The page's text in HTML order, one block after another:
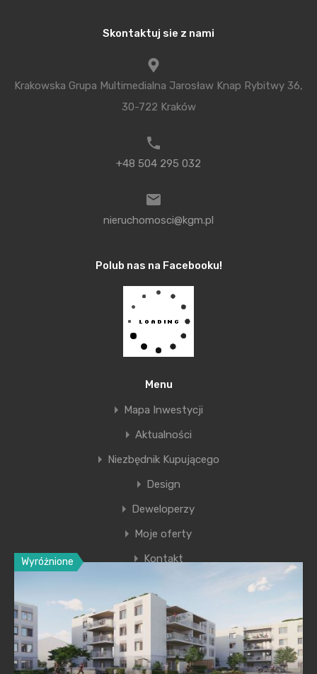
przeprowadzonego w 2014 roku. Kierownik projektu
Rafał Bogucki porównując różne warianty podał, że
dziś podróż klasycznym tramwajem do centrum
trwa około 40 minut. W przypadku metra byłyby to
określono na 29 do 31 minut.
Ostatecznej decyzji jeszcze nie ma i nie jest
jest możliwe do realizacji w ramach budżetu miasta.
Budowa metra wymagałaby dodatkowych źródeł
finansowania. Jeśli projekt premetra byłby jednak
tym najtrudniejszego elementu czyli tunelu pod
centrum miasta zakończyłaby się w 2033 roku a
metro w Krakowie
Wyróżnione
Skontaktuj sie z nami
Krakowska Grupa Multimedialna Jarosław Knap Rybitwy 36,
30-722 Kraków
+48 504 295 032
nieruchomosci@kgm.pl
Polub nas na Facebooku!
Menu
Mapa Inwestycji
Aktualności
Niezbędnik Kupującego
Design
Deweloperzy
Moje oferty
Kontakt
Ostatnie wpisy
Nowa era Filharmonii Krakowskiej